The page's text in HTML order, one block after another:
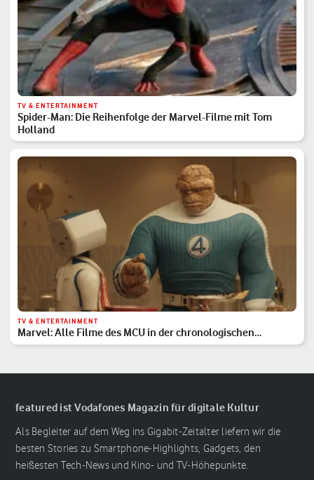
TV & ENTERTAINMENT
Spider-Man: Die Reihenfolge der Marvel-Filme mit Tom
Holland
TV & ENTERTAINMENT
Marvel: Alle Filme des MCU in der chronologischen
Reihenfolge
featured ist Vodafones Magazin für digitale Kultur
Als Begleiter auf dem Weg ins Gigabit-Zeitalter liefern wir die
besten Stories zu Smartphone-Highlights, Gadgets, den
heißesten Tech-News und Kino- und TV-Höhepunkte.